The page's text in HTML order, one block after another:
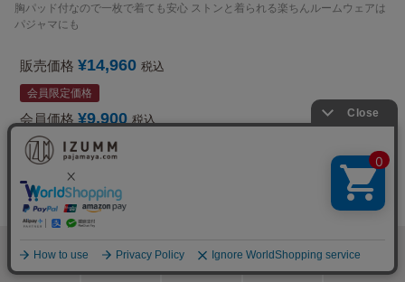
ホーム カート おねむりフェア
日 プレゼント にも
胸パッド付なので一枚で着ても安心 ストンと着られる楽ちんルームウェアは
パジャマにも
販売価格 ¥14,960 税込
会員限定価格
会員価格 ¥9,900 税込
カラー：6色展開
サイズ：フリー